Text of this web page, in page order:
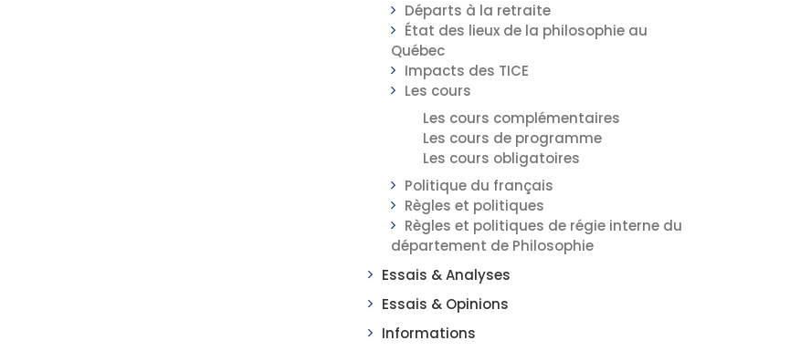
Départs à la retraite
État des lieux de la philosophie au
Québec
Impacts des TICE
Les cours
Les cours complémentaires
Les cours de programme
Les cours obligatoires
Politique du français
Règles et politiques
Règles et politiques de régie interne du
département de Philosophie
Essais & Analyses
Essais & Opinions
Informations